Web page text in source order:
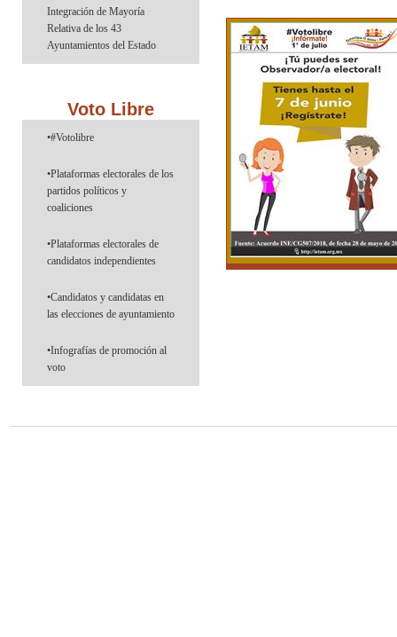
Integración de Mayoría
Relativa de los 43
Ayuntamientos del Estado
Voto Libre
•#Votolibre
•Plataformas electorales de los
partidos políticos y
coaliciones
•Plataformas electorales de
candidatos independientes
•Candidatos y candidatas en
las elecciones de ayuntamiento
•Infografías de promoción al
voto